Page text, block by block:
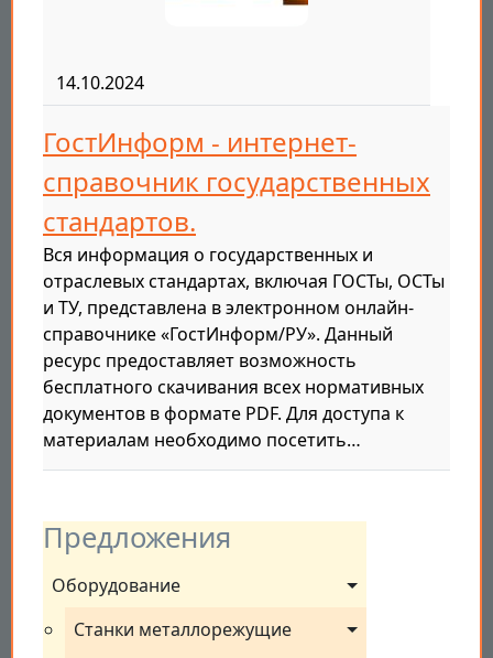
Предложения
Оборудование
Станки металлорежущие
14.10.2024
ГостИнформ - интернет-
справочник государственных
стандартов.
Вся информация о государственных и
отраслевых стандартах, включая ГОСТы, ОСТы
и ТУ, представлена в электронном онлайн-
справочнике «ГостИнформ/РУ». Данный
ресурс предоставляет возможность
бесплатного скачивания всех нормативных
документов в формате PDF. Для доступа к
материалам необходимо посетить…